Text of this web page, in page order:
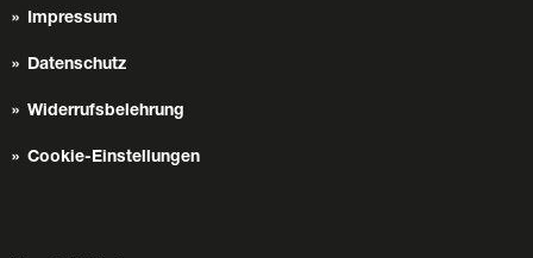
Impressum
Datenschutz
Widerrufsbelehrung
Cookie-Einstellungen